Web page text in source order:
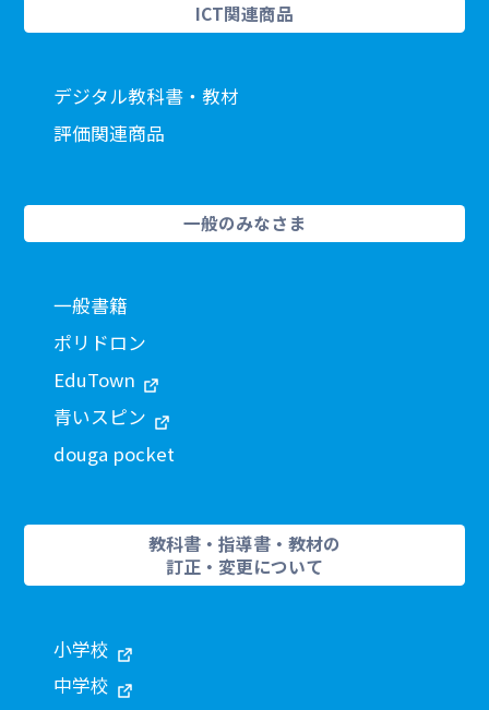
ICT関連商品
デジタル教科書・教材
評価関連商品
一般のみなさま
一般書籍
ポリドロン
EduTown
青いスピン
douga pocket
教科書・指導書・教材の
訂正・変更について
小学校
中学校